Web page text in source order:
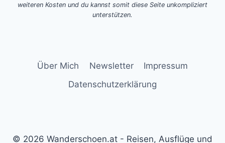
weiteren Kosten und du kannst somit diese Seite unkompliziert
unterstützen.
Über Mich Newsletter
Impressum
Datenschutzerklärung
© 2026 Wanderschoen.at - Reisen, Ausflüge und